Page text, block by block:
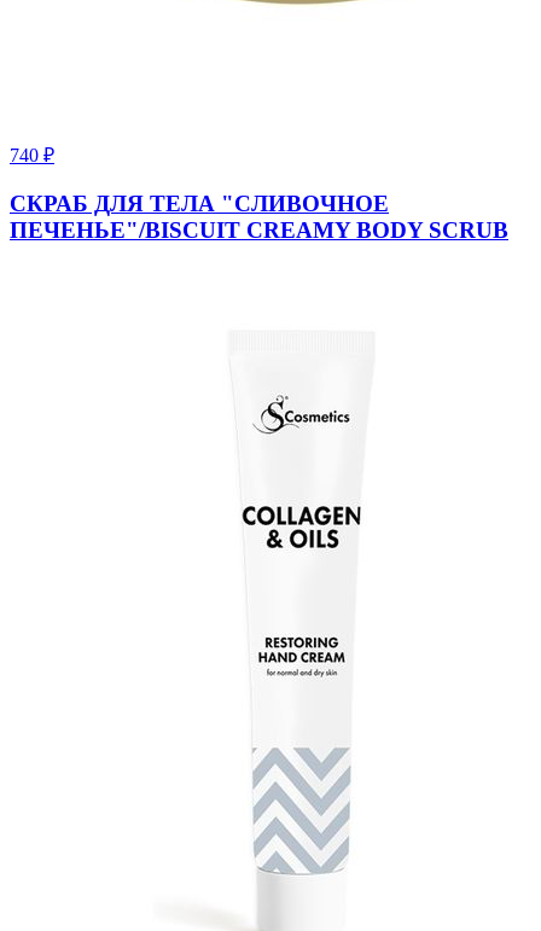
740 ₽
СКРАБ ДЛЯ ТЕЛА "СЛИВОЧНОЕ
ПЕЧЕНЬЕ"/BISCUIT CREAMY BODY SCRUB